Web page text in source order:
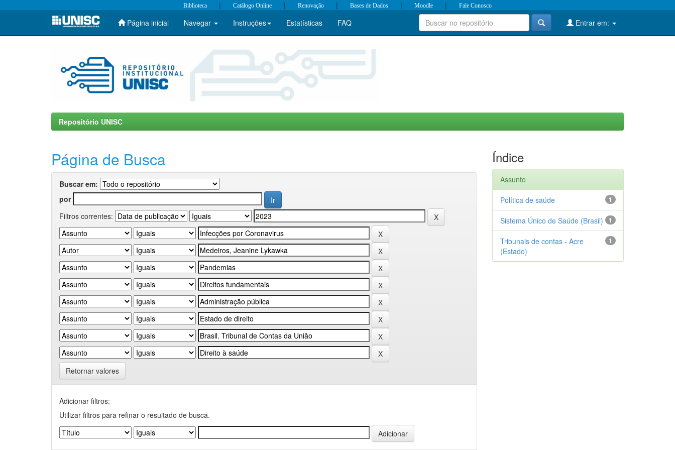
Skip
Biblioteca | Catálogo Online | Renovação | Bases de Dados | Moodle | Fale Conosco
Página inicial Navegar Instruções Estatísticas FAQ Entrar em:
Repositório UNISC
Página de Busca
Buscar em:
por
Filtros correntes:
Retornar valores
Adicionar filtros:
Utilizar filtros para refinar o resultado de busca.
Índice
Assunto
1
Política de saúde
1
Sistema Único de Saúde (Brasil)
1
Tribunais de contas - Acre
(Estado)